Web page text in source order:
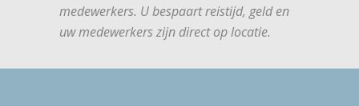
medewerkers. U bespaart reistijd, geld en
uw medewerkers zijn direct op locatie.